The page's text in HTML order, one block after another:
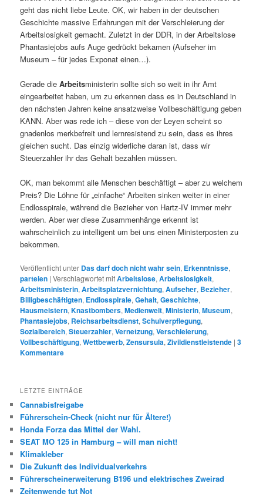
geht das nicht liebe Leute. OK, wir haben in der deutschen
Geschichte massive Erfahrungen mit der Verschleierung der
Arbeitslosigkeit gemacht. Zuletzt in der DDR, in der Arbeitslose
Phantasiejobs aufs Auge gedrückt bekamen (Aufseher im
Museum – für jedes Exponat einen…).
Gerade dieArbeitsministerin sollte sich so weit in ihr Amt
eingearbeitet haben, um zu erkennen dass es in Deutschland in
den nächsten Jahren keine ansatzweise Vollbeschäftigung geben
KANN. Aber was rede ich – diese von der Leyen scheint so
gnadenlos merkbefreit und lernresistend zu sein, dass es ihres
gleichen sucht. Das einzig widerliche daran ist, dass wir
Steuerzahler ihr das Gehalt bezahlen müssen.
OK, man bekommt alle Menschen beschäftigt – aber zu welchem
Preis? Die Löhne für „einfache“ Arbeiten sinken weiter in einer
Endlosspirale, während die Bezieher von Hartz-IV immer mehr
werden. Aber wer diese Zusammenhänge erkennt ist
wahrscheinlich zu intelligent um bei uns einen Ministerposten zu
bekommen.
Veröffentlicht unter Das darf doch nicht wahr sein, Erkenntnisse,
parteien |Verschlagwortet mitArbeitslose,Arbeitslosigkeit,
Arbeitsministerin,Arbeitsplatzvernichtung,Aufseher, Bezieher,
Billigbeschäftigten, Endlosspirale,Gehalt,Geschichte,
Hausmeistern,Knastbombers,Medienwelt,Ministerin,Museum,
Phantasiejobs, Reichsarbeitsdienst,Schulverpflegung,
Sozialbereich,Steuerzahler,Vernetzung,Verschleierung,
Vollbeschäftigung,Wettbewerb,Zensursula,Zivildienstleistende |3
Kommentare
LETZTE EINTRÄGE
Cannabisfreigabe
Führerschein-Check (nicht nur für Ältere!)
Honda Forza das Mittel der Wahl.
SEAT MO 125 in Hamburg – will man nicht!
Klimakleber
Die Zukunft des Individualverkehrs
Führerscheinerweiterung B196 und elektrisches Zweirad
Zeitenwende tut Not